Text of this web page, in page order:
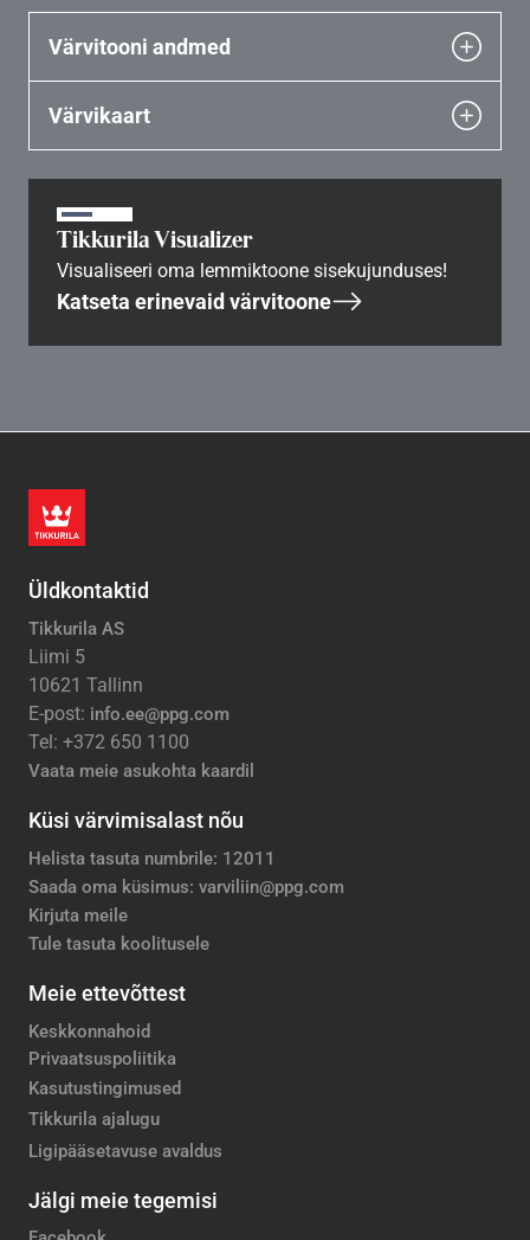
Värvitooni andmed
Värvikaart
Tikkurila Visualizer
Visualiseeri oma lemmiktoone sisekujunduses!
Katseta erinevaid värvitoone
Üldkontaktid
Tikkurila AS
Liimi 5
10621 Tallinn
E-post: info.ee@ppg.com
Tel: +372 650 1100
Vaata meie asukohta kaardil
Küsi värvimisalast nõu
Helista tasuta numbrile: 12011
Saada oma küsimus: varviliin@ppg.com
Kirjuta meile
Tule tasuta koolitusele
Meie ettevõttest
Keskkonnahoid
Privaatsuspoliitika
Kasutustingimused
Tikkurila ajalugu
Ligipääsetavuse avaldus
Jälgi meie tegemisi